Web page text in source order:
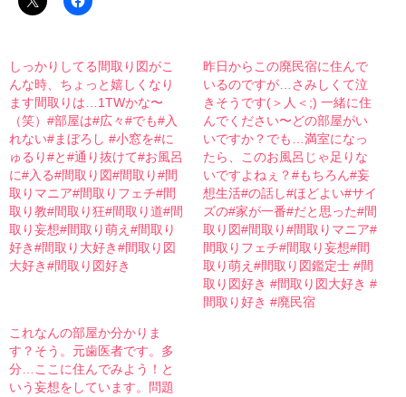
しっかりしてる間取り図がこ
んな時、ちょっと嬉しくなり
ます間取りは…1TWかな〜
（笑）#部屋は#広々#でも#入
れない#まぼろし #小窓を#に
ゅるり#と#通り抜けて#お風呂
に#入る#間取り図#間取り#間
取りマニア#間取りフェチ#間
取り教#間取り狂#間取り道#間
取り妄想#間取り萌え#間取り
好き#間取り大好き#間取り図
大好き#間取り図好き
昨日からこの廃民宿に住んで
いるのですが…さみしくて泣
きそうです(＞人＜;) 一緒に住
んでください〜どの部屋がい
いですか？でも…満室になっ
たら、このお風呂じゃ足りな
いですよねぇ？#もちろん#妄
想生活#の話し#ほどよい#サイ
ズの#家が一番#だと思った#間
取り図#間取り#間取りマニア#
間取りフェチ#間取り妄想#間
取り萌え#間取り図鑑定士 #間
取り図好き #間取り図大好き #
間取り好き #廃民宿
これなんの部屋か分かりま
す？そう。元歯医者です。多
分…ここに住んでみよう！と
いう妄想をしています。問題